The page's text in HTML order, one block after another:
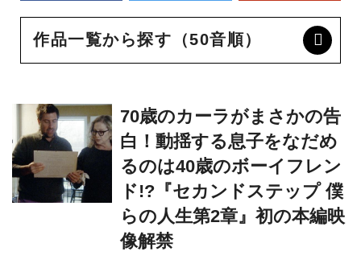
作品一覧から探す（50音順）
70歳のカーラがまさかの告
白！動揺する息子をなだめ
るのは40歳のボーイフレン
ド!?『セカンドステップ 僕
らの人生第2章』初の本編映
像解禁